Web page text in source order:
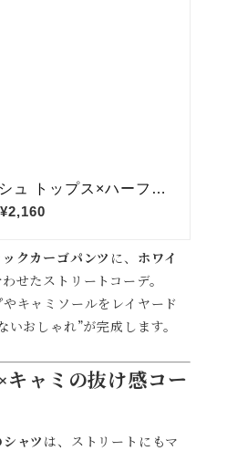
ックカーゴパンツ に、 ホワイ
せたストリートコーデ。
キャミソールをレイヤード
おしゃれ”が完成します。
キャミの抜け感コー
ャツ は、ストリートにもマ